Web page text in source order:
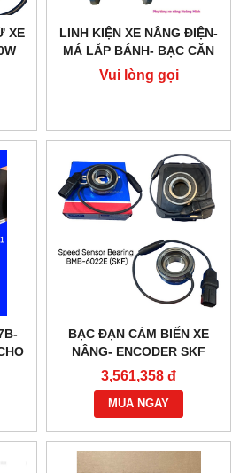
XE
LINH KIỆN XE NÂNG ĐIỆN-
MÁ LẮP BÁNH- BẠC CĂN
Vui lòng gọi
BẠC ĐẠN CẢM BIẾN XE
NÂNG- ENCODER SKF
BMB-6022E
3,561,358 đ
MUA NGAY